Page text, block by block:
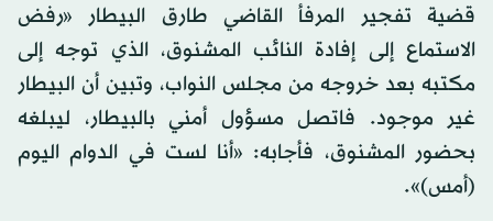
قضية تفجير المرفأ القاضي طارق البيطار «رفض
الاستماع إلى إفادة النائب المشنوق، الذي توجه إلى
مكتبه بعد خروجه من مجلس النواب، وتبين أن البيطار
غير موجود. فاتصل مسؤول أمني بالبيطار، ليبلغه
بحضور المشنوق، فأجابه: «أنا لست في الدوام اليوم
(أمس)».